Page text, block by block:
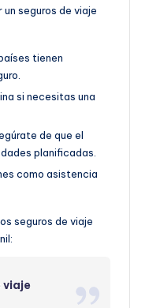
seguros de viaje
tienen
si necesitas una
de que el
planificadas.
como asistencia
seguros de viaje
viaje